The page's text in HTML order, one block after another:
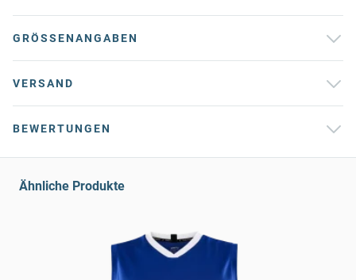
GRÖSSENANGABEN
VERSAND
BEWERTUNGEN
Ähnliche Produkte